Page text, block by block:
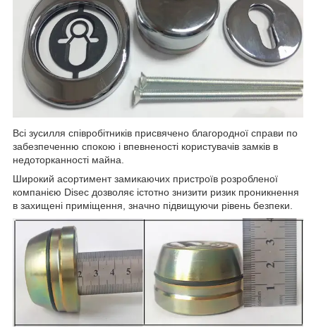
Всі зусилля співробітників присвячено благородної справи по
забезпеченню спокою і впевненості користувачів замків в
недоторканності майна.
Широкий асортимент замикаючих пристроїв розробленої
компанією Disec дозволяє істотно знизити ризик проникнення
в захищені приміщення, значно підвищуючи рівень безпеки.